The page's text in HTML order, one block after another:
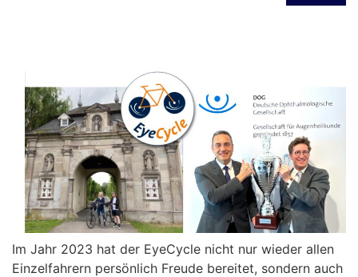
Im Jahr 2023 hat der EyeCycle nicht nur wieder allen
Einzelfahrern persönlich Freude bereitet, sondern auch